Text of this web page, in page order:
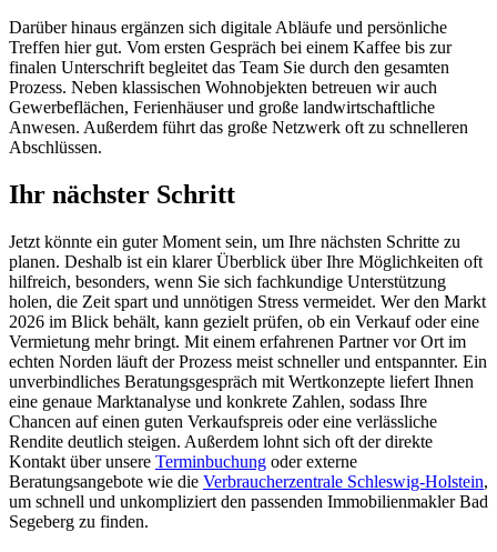
Darüber hinaus ergänzen sich digitale Abläufe und persönliche
Treffen hier gut. Vom ersten Gespräch bei einem Kaffee bis zur
finalen Unterschrift begleitet das Team Sie durch den gesamten
Prozess. Neben klassischen Wohnobjekten betreuen wir auch
Gewerbeflächen, Ferienhäuser und große landwirtschaftliche
Anwesen. Außerdem führt das große Netzwerk oft zu schnelleren
Abschlüssen.
Ihr nächster Schritt
Jetzt könnte ein guter Moment sein, um Ihre nächsten Schritte zu
planen. Deshalb ist ein klarer Überblick über Ihre Möglichkeiten oft
hilfreich, besonders, wenn Sie sich fachkundige Unterstützung
holen, die Zeit spart und unnötigen Stress vermeidet. Wer den Markt
2026 im Blick behält, kann gezielt prüfen, ob ein Verkauf oder eine
Vermietung mehr bringt. Mit einem erfahrenen Partner vor Ort im
echten Norden läuft der Prozess meist schneller und entspannter. Ein
unverbindliches Beratungsgespräch mit Wertkonzepte liefert Ihnen
eine genaue Marktanalyse und konkrete Zahlen, sodass Ihre
Chancen auf einen guten Verkaufspreis oder eine verlässliche
Rendite deutlich steigen. Außerdem lohnt sich oft der direkte
Kontakt über unsere Terminbuchung oder externe
Beratungsangebote wie die Verbraucherzentrale Schleswig-Holstein,
um schnell und unkompliziert den passenden Immobilienmakler Bad
Segeberg zu finden.